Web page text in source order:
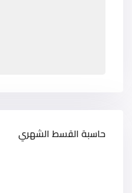
حاسبة القسط الشهري